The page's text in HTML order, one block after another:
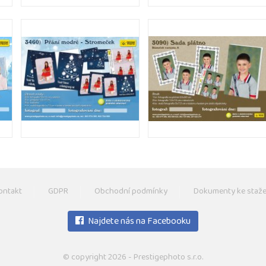
GDPR Obchodní podmínky Dokumenty ke
Najdete nás na Facebooku
© copyright 2026 - Prestigephoto s.r.o.